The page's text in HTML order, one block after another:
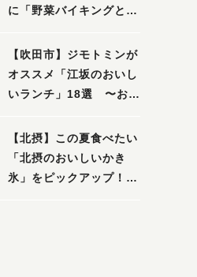
に「野菜バイキングと飲
里店」がオープン予定！
【吹田市】ジモトミンが
オススメ「江坂のおいし
いランチ」18選 〜おし
とりさまでも楽しめるお
店まで〜
【北摂】この夏食べたい
「北摂のおいしいかき
氷」をピックアップ！